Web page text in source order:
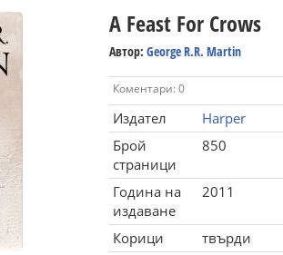
A Feast For Crows
Автор: George R.R. Martin
Коментари: 0
Издател
Harper
Брой
страници
850
Година на
издаване
2011
Корици
твърди